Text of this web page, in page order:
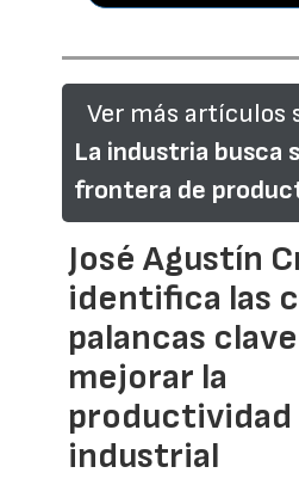
Ver más artículos
La industria busca
frontera de
José Agustín
identifica las
palancas
mejorar la
productividad
industrial